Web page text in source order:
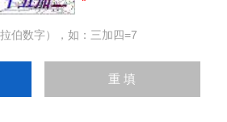
伯数字），如：三加四=7